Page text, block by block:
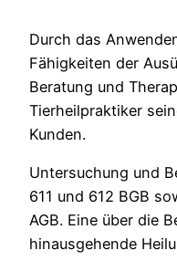
Durch das
Fähigkeiten der
Beratung und
Tierheilpraktiker
Kunden.
Untersuchung und
611 und 612 BGB
AGB. Eine über die
hinausgehende